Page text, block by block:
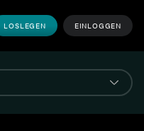
LOSLEGEN EINLOGGEN